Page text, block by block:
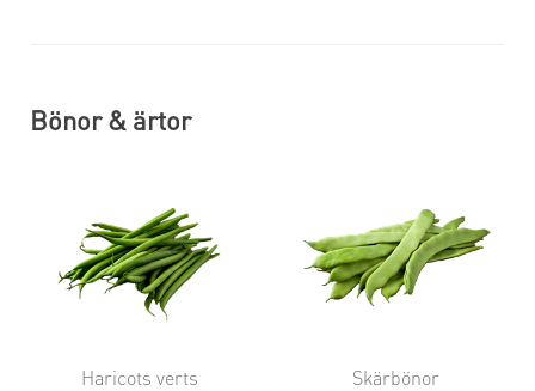
Bönor & ärtor
Haricots verts Skärbönor